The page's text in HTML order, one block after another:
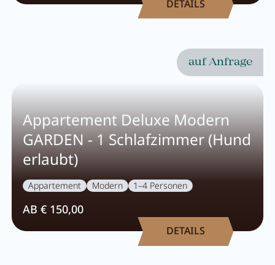
Wohnen im Überblick
Appartements
Zimmer
Angebote
Bestpreisgarantie
Inklusivleistungen
DETAILS
Appartement Deluxe Modern
GARDEN - 1 Schlafzimmer (Hund
erlaubt)
auf Anfrage
Appartement Modern 1–4 Personen
AB € 150,00
DETAILS